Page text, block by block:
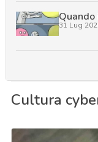
Quando
31 Lug
Cultura